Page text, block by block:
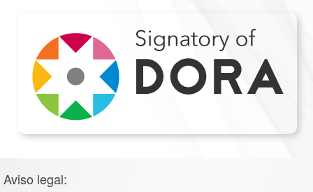
Aviso legal: